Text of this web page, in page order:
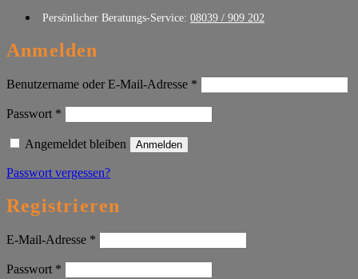
Persönlicher Beratungs-Service: 08039 / 909 202
Anmelden
Benutzername oder E-Mail-Adresse *
Passwort *
Angemeldet bleiben Anmelden
Passwort vergessen?
Registrieren
E-Mail-Adresse *
Passwort *